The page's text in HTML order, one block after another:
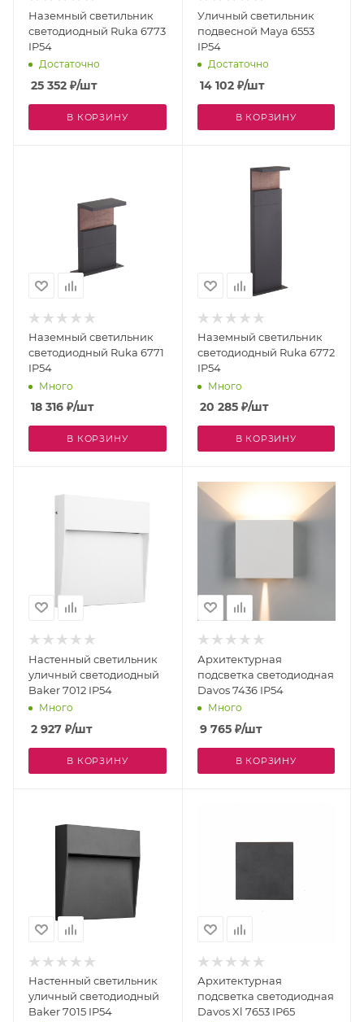
Наземный светильник
светодиодный Ruka 6773
IP54
Достаточно
25 352 ₽/шт
В КОРЗИНУ
Уличный светильник
подвесной Maya 6553
IP54
Достаточно
14 102₽/шт
В КОРЗИНУ
Наземный светильник
светодиодный Ruka 6771
IP54
Много
18 316 ₽/шт
В КОРЗИНУ
Наземный светильник
светодиодный Ruka 6772
IP54
Много
20 285₽/шт
В КОРЗИНУ
Настенный светильник
уличный светодиодный
Baker 7012 IP54
Много
2 927 ₽/шт
В КОРЗИНУ
Архитектурная
подсветка светодиодная
Davos 7436 IP54
Много
9 765₽/шт
В КОРЗИНУ
Настенный светильник
уличный светодиодный
Baker 7015 IP54
Архитектурная
подсветка светодиодная
Davos Xl 7653 IP65